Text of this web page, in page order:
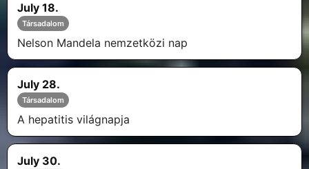
July 18.
Társadalom
Nelson Mandela nemzetközi nap
July 28.
Társadalom
A hepatitis világnapja
July 30.